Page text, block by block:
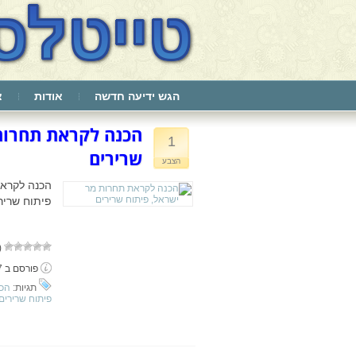
הגש ידיעה חדשה אודות
1
הצבע
הכנה לקראת
שרירים
הכנה
פיתוח
פורסם ב 7 ביולי, 2018
תגיות:
פיתוח